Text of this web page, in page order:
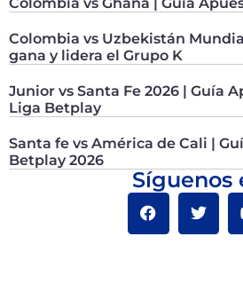
Colombia vs Uzbekistán
gana y lidera el Grupo K
Junior vs Santa Fe 2026 | Guía
Liga Betplay
Santa fe vs América de Cali |
Betplay 2026
Síguenos